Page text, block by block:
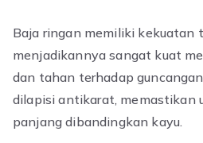
Baja ringan memiliki kekuatan
menjadikannya sangat kuat
dan tahan terhadap
dilapisi antikarat, memastikan
panjang dibandingkan kayu.